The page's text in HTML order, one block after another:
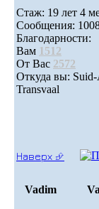
Стаж: 19 лет 4
Сообщения:
Благодарности:
Вам 1512
От Вас 2572
Откуда вы:
Transvaal
Наверх ⮵
Vadim